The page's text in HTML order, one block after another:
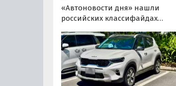
«Автоновости дня» нашли
российских классифайдах
поставке нового Kia Sonet. Это
кроссовер компактнее Seltos, а
возят его к нам в основном из
Китая, предлагая автомобили
уже с доставкой, растаможкой и